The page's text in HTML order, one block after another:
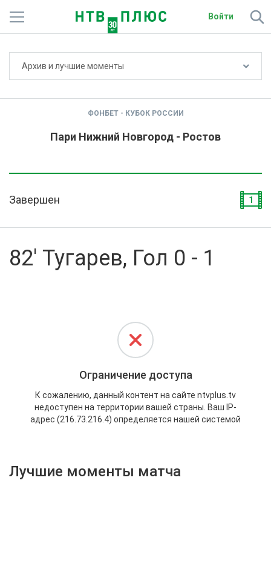
Войти
О сайте
Архив и лучшие моменты
ФОНБЕТ - КУБОК РОССИИ
Пари Нижний Новгород - Ростов
Завершен 1
82' Тугарев, Гол 0 - 1
Лучшие моменты матча